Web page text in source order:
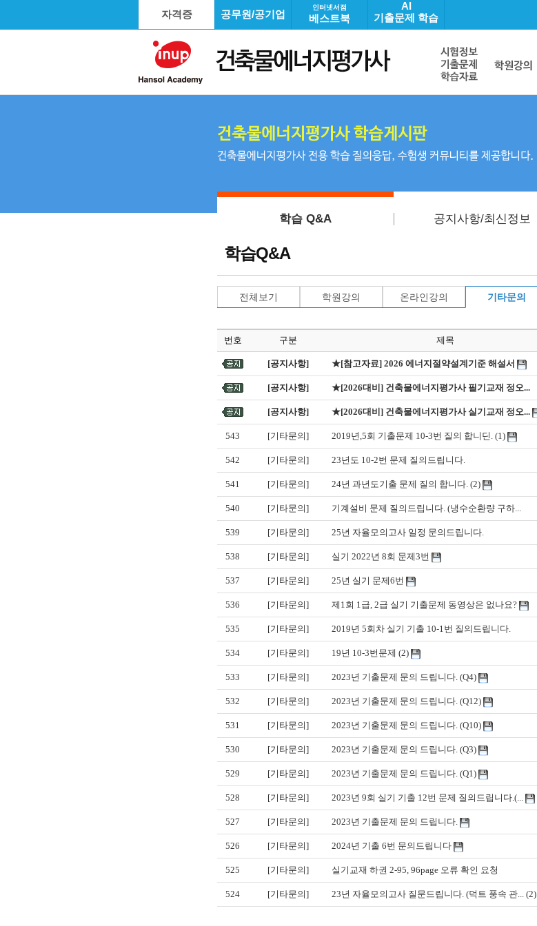
자격증 공무원/공기업
인터넷서점
베스트북
AI
기출문제 학습
학습 Q&A 공지사항/최신정보
학습Q&A
전체보기 학원강의 온라인강의 기타문의
번호 구분 제목
[공지사항] ★[참고자료] 2026 에너지절약설계기준 해설서
[공지사항] ★[2026대비] 건축물에너지평가사 필기교재 정오...
[공지사항] ★[2026대비] 건축물에너지평가사 실기교재 정오...
543 [기타문의] 2019년,5회 기출문제 10-3번 질의 합니딘. (1)
542 [기타문의] 23년도 10-2번 문제 질의드립니다.
541 [기타문의] 24년 과년도기출 문제 질의 합니다. (2)
540 [기타문의] 기계설비 문제 질의드립니다. (냉수순환량 구하...
539 [기타문의] 25년 자율모의고사 일정 문의드립니다.
538 [기타문의] 실기 2022년 8회 문제3번
537 [기타문의] 25년 실기 문제6번
536 [기타문의] 제1회 1급, 2급 실기 기출문제 동영상은 없나요?
535 [기타문의] 2019년 5회차 실기 기출 10-1번 질의드립니다.
534 [기타문의] 19년 10-3번문제 (2)
533 [기타문의] 2023년 기출문제 문의 드립니다. (Q4)
532 [기타문의] 2023년 기출문제 문의 드립니다. (Q12)
531 [기타문의] 2023년 기출문제 문의 드립니다. (Q10)
530 [기타문의] 2023년 기출문제 문의 드립니다. (Q3)
529 [기타문의] 2023년 기출문제 문의 드립니다. (Q1)
528 [기타문의] 2023년 9회 실기 기출 12번 문제 질의드립니다.(...
527 [기타문의] 2023년 기출문제 문의 드립니다.
526 [기타문의] 2024년 기출 6번 문의드립니다
525 [기타문의] 실기교재 하권 2-95, 96page 오류 확인 요청
524 [기타문의] 23년 자율모의고사 질문드립니다. (덕트 풍속 관... (2)